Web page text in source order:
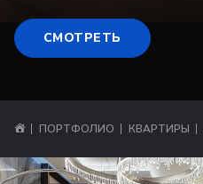
СМОТРЕТЬ
ПОРТФОЛИО КВАРТИРЫ